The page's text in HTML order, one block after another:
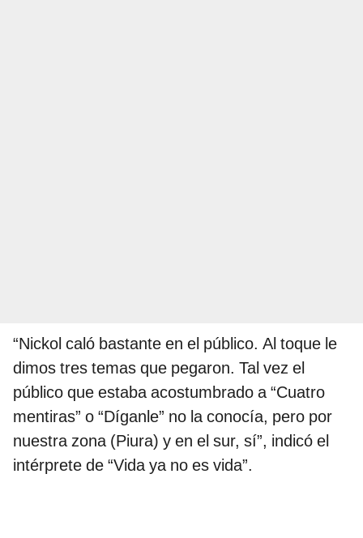
“Nickol caló bastante en el público. Al toque le
dimos tres temas que pegaron. Tal vez el
público que estaba acostumbrado a “Cuatro
mentiras” o “Díganle” no la conocía, pero por
nuestra zona (Piura) y en el sur, sí”, indicó el
intérprete de “Vida ya no es vida”.